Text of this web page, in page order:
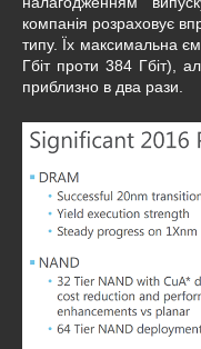
компанія розраховує
типу. Їх максимальна
Гбіт проти 384 Гбіт),
приблизно в два рази.